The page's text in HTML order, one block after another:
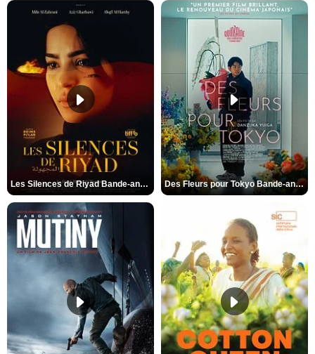
Les Silences de Riyad Bande-annonce VO STFR Des Fleurs pour Tokyo Bande-annonce VO STFR